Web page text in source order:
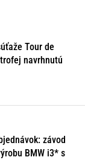
Tour de
navrhnutú
závod
BMW i3* s